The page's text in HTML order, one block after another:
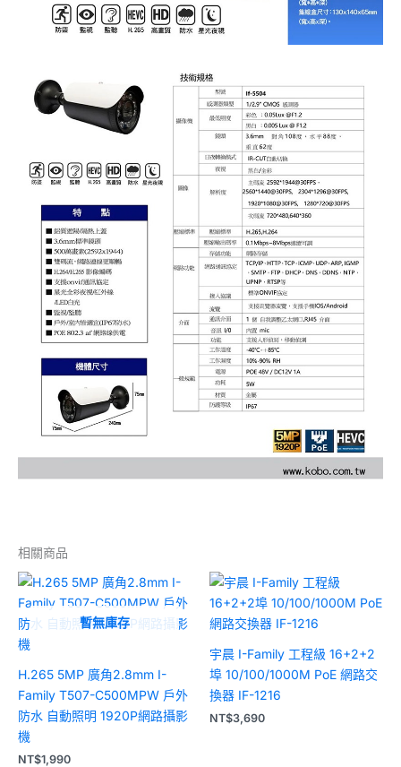
相關商品
暫無庫存
H.265 5MP 廣角2.8mm I-
Family T507-C500MPW 戶外
防水 自動照明 1920P網路攝影
機
NT$1,990
宇晨 I-Family 工程級 16+2+2
埠 10/100/1000M PoE 網路交
換器 IF-1216
NT$3,690